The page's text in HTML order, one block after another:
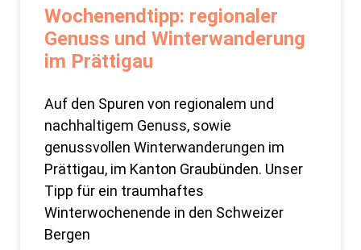
Wochenendtipp: regionaler
Genuss und Winterwanderung
im Prättigau
Auf den Spuren von regionalem und
nachhaltigem Genuss, sowie
genussvollen Winterwanderungen im
Prättigau, im Kanton Graubünden. Unser
Tipp für ein traumhaftes
Winterwochenende in den Schweizer
Bergen